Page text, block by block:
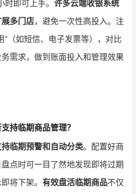
时即可上手。 许多云端收银系统
多门店，避免一次性高投入。注
”（如短信、电子发票等），对比
需求，做到账面投入和管理效果
持临期商品管理？
临期预警和自动分类。配置好商
点时可一目了然地发现即将过期
将下架。 有效盘活临期商品不仅